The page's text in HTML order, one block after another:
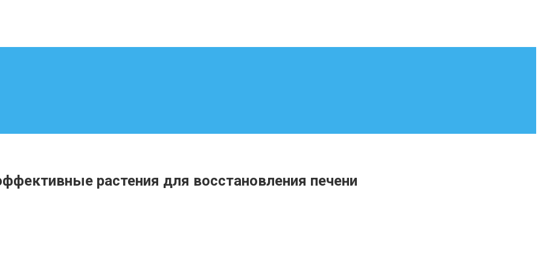
растения для восстановления печени